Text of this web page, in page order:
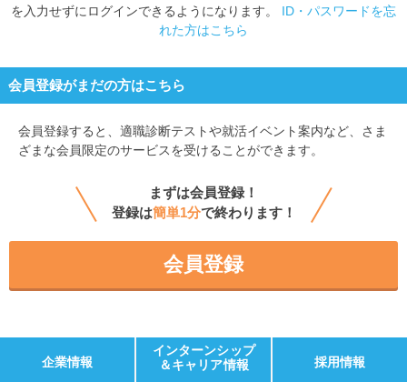
を入力せずにログインできるようになります。 ID・パスワードを忘
れた方はこちら
会員登録がまだの方はこちら
会員登録すると、 適職診断テストや就活イベント案内など、さま
ざまな会員限定のサービスを受けることができます。
まずは会員登録！
登録は簡単1分で終わります！
会員登録
企業情報
インターンシップ
＆キャリア情報
採用情報